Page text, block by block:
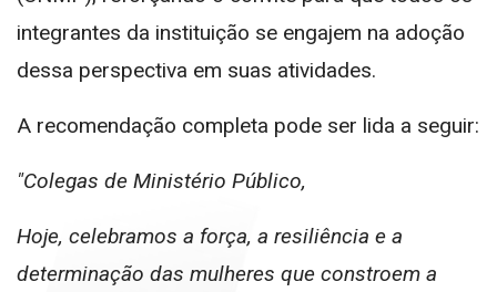
integrantes da instituição se engajem na adoção
dessa perspectiva em suas atividades.
A recomendação completa pode ser lida a seguir:
"Colegas de Ministério Público,
Hoje, celebramos a força, a resiliência e a
determinação das mulheres que constroem a